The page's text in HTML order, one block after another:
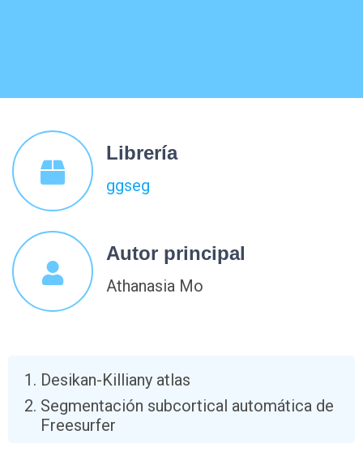
Librería
ggseg
Autor principal
Athanasia Mo
Desikan-Killiany atlas
Segmentación subcortical automática de
Freesurfer